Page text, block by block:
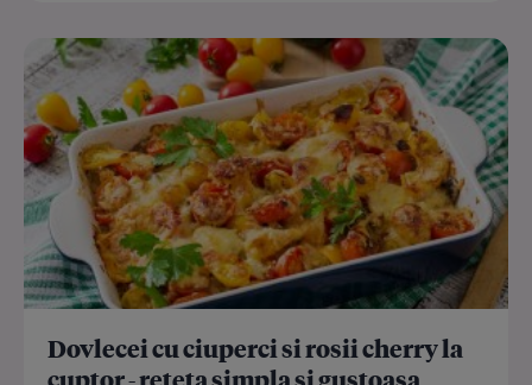
Dovlecei cu ciuperci si rosii cherry la